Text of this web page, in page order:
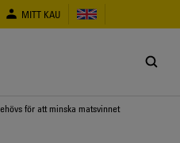
MITT KAU
för att minska matsvinnet